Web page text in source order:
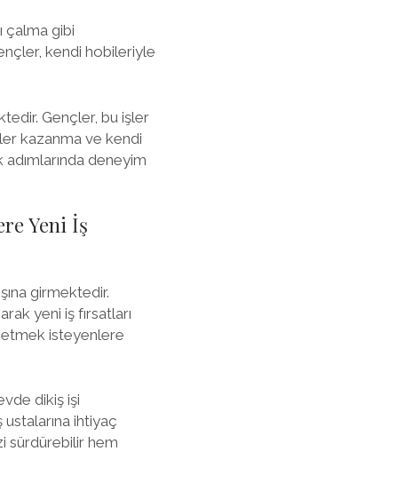
çalma gibi
kendi hobileriyle
Gençler, bu işler
kazanma ve kendi
deneyim
Yeni İş
girmektedir.
yeni iş fırsatları
isteyenlere
dikiş işi
ihtiyaç
sürdürebilir hem